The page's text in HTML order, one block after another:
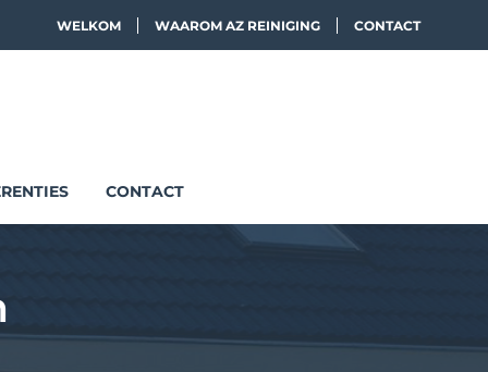
WELKOM WAAROM AZ REINIGING CONTACT
CONTACT